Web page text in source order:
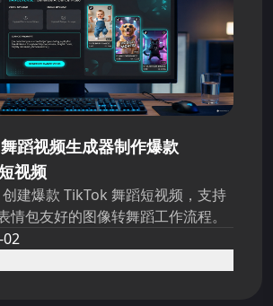
蹈视频生成器制作爆款
视频
建爆款 TikTok 舞蹈短视频，支持
情包友好的图像转舞蹈工作流程。
02